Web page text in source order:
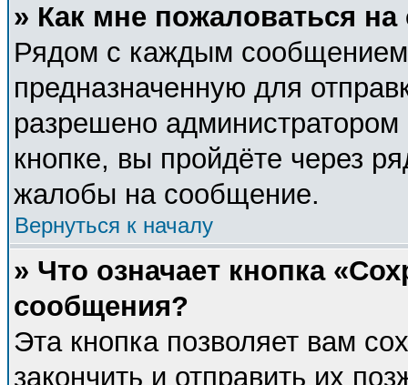
» Как мне пожаловаться
Рядом с каждым сообщением
предназначенную для
разрешено
кнопке, вы пройдёте через
жалобы на сообщение.
Вернуться к началу
» Что означает кнопка
сообщения?
Эта кнопка позволяет вам
закончить и отправить их